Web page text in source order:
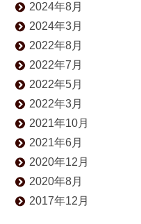
2024年8月
2024年3月
2022年8月
2022年7月
2022年5月
2022年3月
2021年10月
2021年6月
2020年12月
2020年8月
2017年12月